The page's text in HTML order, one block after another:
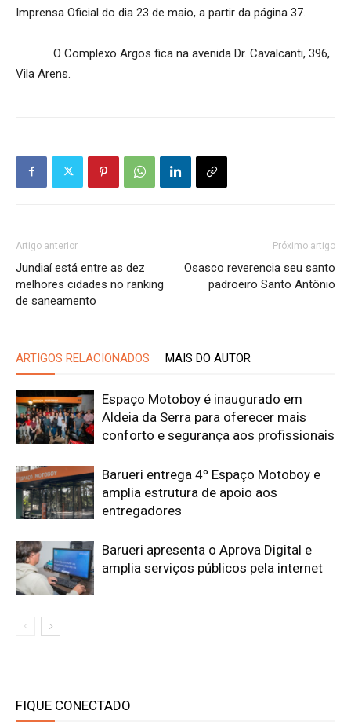
Imprensa Oficial do dia 23 de maio, a partir da página 37.
O Complexo Argos fica na avenida Dr. Cavalcanti, 396,
Vila Arens.
Artigo anterior
Jundiaí está entre as dez
melhores cidades no ranking
de saneamento
Próximo artigo
Osasco reverencia seu santo
padroeiro Santo Antônio
ARTIGOS RELACIONADOS MAIS DO AUTOR
Espaço Motoboy é inaugurado em
Aldeia da Serra para oferecer mais
conforto e segurança aos profissionais
Barueri entrega 4º Espaço Motoboy e
amplia estrutura de apoio aos
entregadores
Barueri apresenta o Aprova Digital e
amplia serviços públicos pela internet
FIQUE CONECTADO